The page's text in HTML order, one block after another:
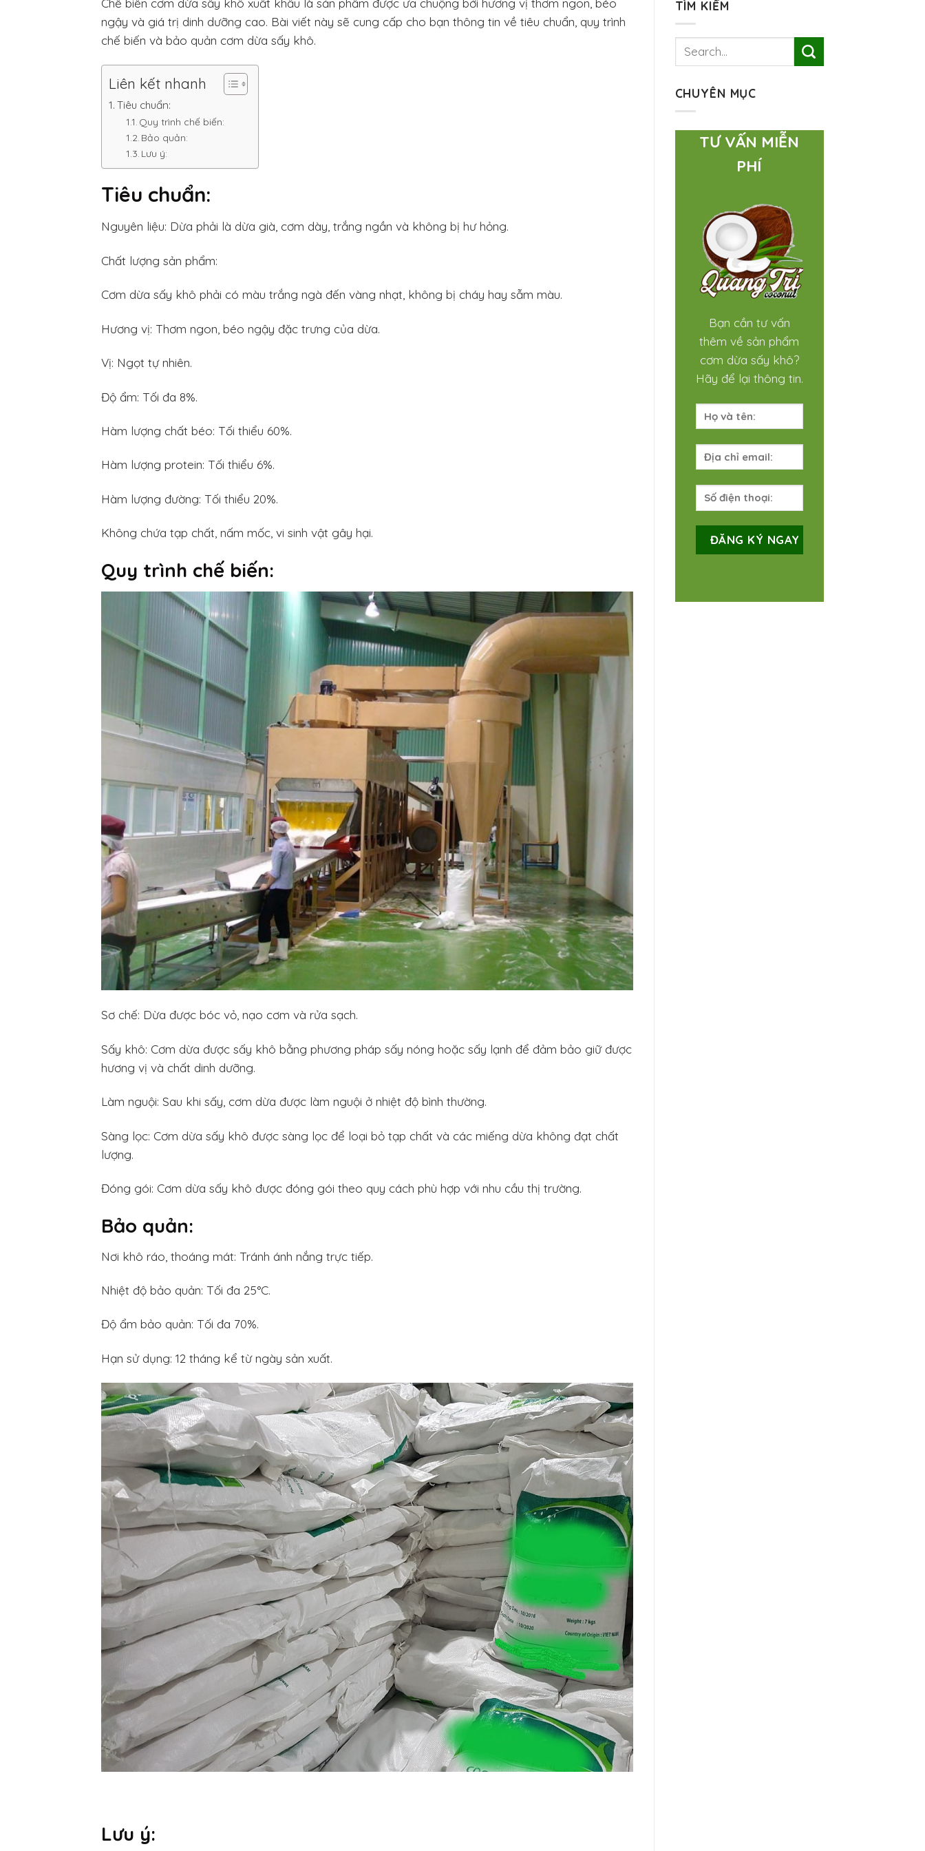
Chế biến cơm dừa sấy khô xuất khẩu là sản phẩm được ưa chuộng bởi hương vị thơm ngon, béo
ngậy và giá trị dinh dưỡng cao. Bài viết này sẽ cung cấp cho bạn thông tin về tiêu chuẩn, quy trình
chế biến và bảo quản cơm dừa sấy khô.
Liên kết nhanh
Tiêu chuẩn:
Quy trình chế biến:
Bảo quản:
Lưu ý:
Tiêu chuẩn:
Nguyên liệu: Dừa phải là dừa già, cơm dày, trắng ngần và không bị hư hỏng.
Chất lượng sản phẩm:
Cơm dừa sấy khô phải có màu trắng ngà đến vàng nhạt, không bị cháy hay sẫm màu.
Hương vị: Thơm ngon, béo ngậy đặc trưng của dừa.
Vị: Ngọt tự nhiên.
Độ ẩm: Tối đa 8%.
Hàm lượng chất béo: Tối thiểu 60%.
Hàm lượng protein: Tối thiểu 6%.
Hàm lượng đường: Tối thiểu 20%.
Không chứa tạp chất, nấm mốc, vi sinh vật gây hại.
Quy trình chế biến:
Sơ chế: Dừa được bóc vỏ, nạo cơm và rửa sạch.
Sấy khô: Cơm dừa được sấy khô bằng phương pháp sấy nóng hoặc sấy lạnh để đảm bảo giữ được
hương vị và chất dinh dưỡng.
Làm nguội: Sau khi sấy, cơm dừa được làm nguội ở nhiệt độ bình thường.
Sàng lọc: Cơm dừa sấy khô được sàng lọc để loại bỏ tạp chất và các miếng dừa không đạt chất
lượng.
Đóng gói: Cơm dừa sấy khô được đóng gói theo quy cách phù hợp với nhu cầu thị trường.
Bảo quản:
Nơi khô ráo, thoáng mát: Tránh ánh nắng trực tiếp.
Nhiệt độ bảo quản: Tối đa 25°C.
Độ ẩm bảo quản: Tối đa 70%.
Hạn sử dụng: 12 tháng kể từ ngày sản xuất.
Lưu ý:
TÌM KIẾM
CHUYÊN MỤC
TƯ VẤN MIỄN
PHÍ
Bạn cần tư vấn
thêm về sản phẩm
cơm dừa sấy khô?
Hãy để lại thông tin.